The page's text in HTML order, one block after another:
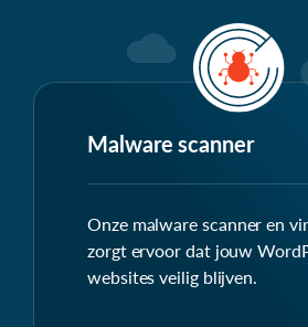
Malware scanner
Onze malware scanner en
zorgt ervoor dat jouw
websites veilig blijven.